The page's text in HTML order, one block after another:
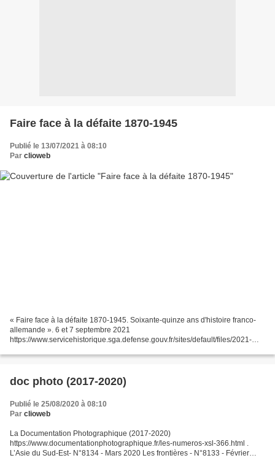
Faire face à la défaite 1870-1945
Publié le 13/07/2021 à 08:10
Par clioweb
« Faire face à la défaite 1870-1945. Soixante-quinze ans d'histoire franco-
allemande ». 6 et 7 septembre 2021
https://www.servicehistorique.sga.defense.gouv.fr/sites/default/files/2021-
doc photo (2017-2020)
Publié le 25/08/2020 à 08:10
Par clioweb
La Documentation Photographique (2017-2020)
https://www.documentationphotographique.fr/les-numeros-xsl-366.html .
L’Asie du Sud-Est- N°8134 - Mars 2020 Les frontières - N°8133 - Février